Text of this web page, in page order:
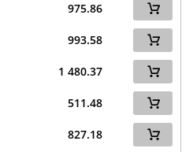
975.86
993.58
1 480.37
511.48
827.18